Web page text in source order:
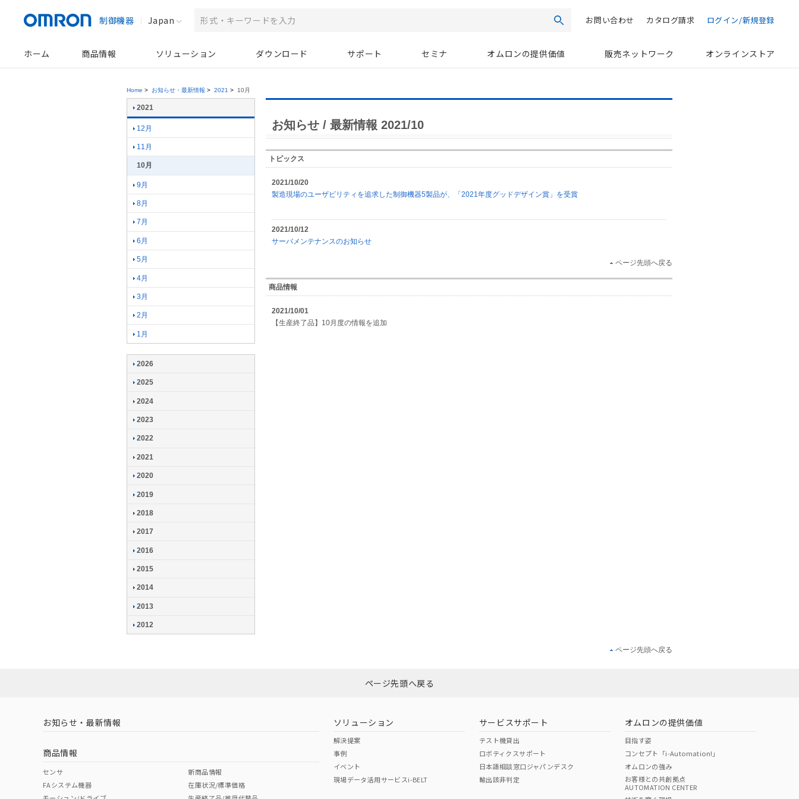
制御機器 Japan お問い合わせ カタログ請求 ログイン/新規登録
ホーム 商品情報 ソリューション ダウンロード サポート セミナ オムロンの提供価値 販売ネットワーク オンラインストア
Home > お知らせ・最新情報 > 2021 > 10月
お知らせ / 最新情報 2021/10
トピックス
2021/10/20
製造現場のユーザビリティを追求した制御機器5製品が、「2021年度グッドデザイン賞」を受賞
2021/10/12
サーバメンテナンスのお知らせ
ページ先頭へ戻る
商品情報
2021/10/01
【生産終了品】10月度の情報を追加
2021
12月
11月
10月
9月
8月
7月
6月
5月
4月
3月
2月
1月
2026
2025
2024
2023
2022
2021
2020
2019
2018
2017
2016
2015
2014
2013
2012
ページ先頭へ戻る
ページ先頭へ戻る
お知らせ・最新情報
商品情報
センサ
FAシステム機器
新商品情報
在庫状況/標準価格
ソリューション
解決提案
事例
イベント
現場データ活用サービスi-BELT
サービスサポート
テスト機貸出
ロボティクスサポート
日本語相談窓口ジャパンデスク
輸出該非判定
オムロンの提供価値
目指す姿
コンセプト「i-Automation!」
オムロンの強み
お客様との共創拠点
AUTOMATION CENTER